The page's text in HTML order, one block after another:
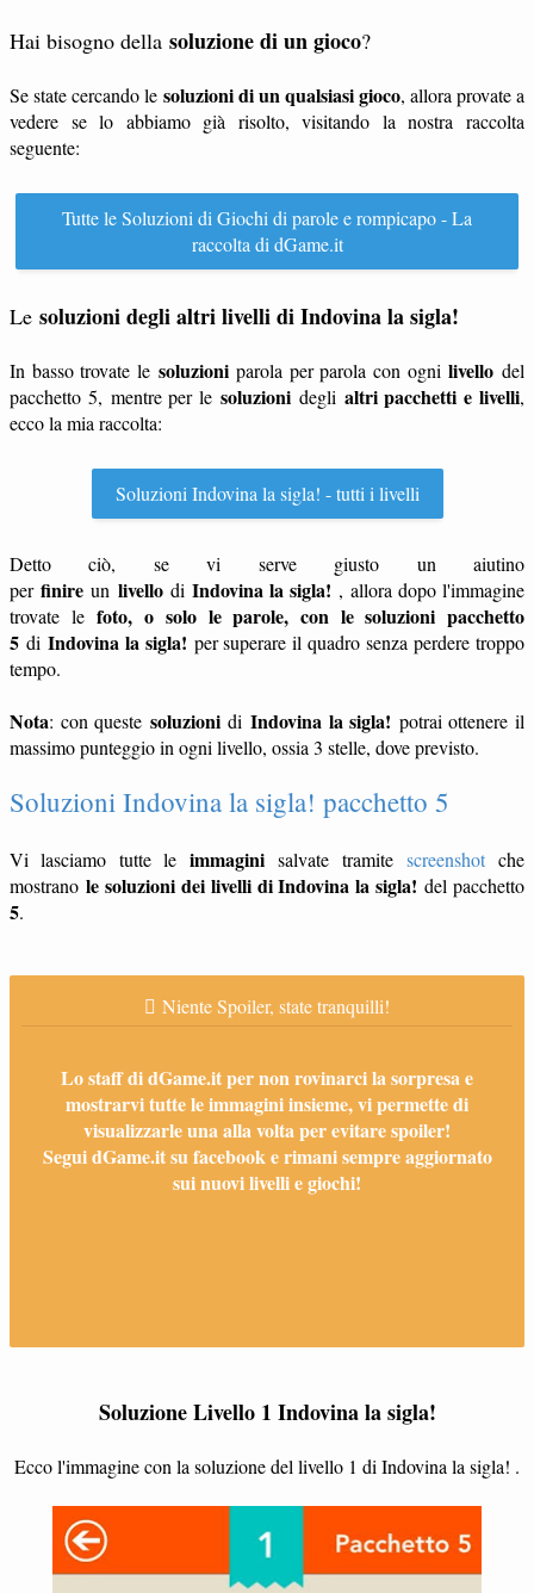
Hai bisogno della soluzione di un gioco?
Se state cercando le soluzioni di un qualsiasi gioco, allora provate a
vedere se lo abbiamo già risolto, visitando la nostra raccolta
seguente:
Tutte le Soluzioni di Giochi di parole e rompicapo - La
raccolta di dGame.it
Le soluzioni degli altri livelli di Indovina la sigla!
In basso trovate le soluzioniparola per parola con ognilivello del
pacchetto 5, mentre per le soluzioni degli altri pacchetti e livelli,
ecco la mia raccolta:
Soluzioni Indovina la sigla! - tutti i livelli
Detto ciò, se vi serve giusto un aiutino
perfinire un livellodi Indovina la sigla! , allora dopo l'immagine
trovate lefoto, o solo le parole, con le soluzioni pacchetto
5 di Indovina la sigla! per superare il quadro senza perdere troppo
tempo.
Nota: con queste soluzionidiIndovina la sigla! potrai ottenere il
massimo punteggio in ogni livello, ossia 3 stelle, dove previsto.
Soluzioni Indovina la sigla! pacchetto 5
Vi lasciamo tutte le immagini salvate tramite screenshotche
mostrano le soluzioni dei livelli di Indovina la sigla!del pacchetto
5.
Niente Spoiler, state tranquilli!
Lo staff di dGame.it per non rovinarci la sorpresa e
mostrarvi tutte le immagini insieme, vi permette di
visualizzarle una alla volta per evitare spoiler!
Segui dGame.it su facebook e rimani sempre aggiornato
sui nuovi livelli e giochi!
Soluzione Livello 1 Indovina la sigla!
Ecco l'immagine con la soluzione del livello 1 di Indovina la sigla! .